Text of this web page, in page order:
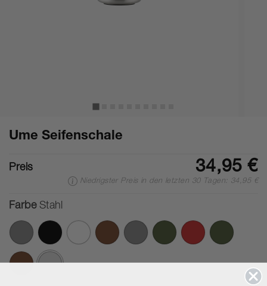
Ume Seifenschale
Preis 34,95 €
Niedrigster Preis in den letzten 30 Tagen: 34,95 €
Farbe Stahl